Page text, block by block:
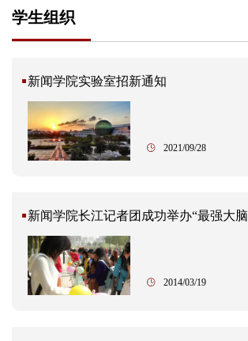
学生组织
新闻学院实验室招新通知
2021/09/28
2014/03/19